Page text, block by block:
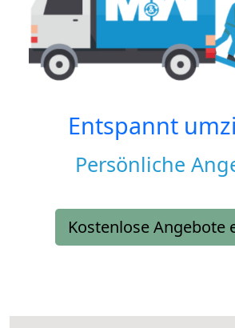
Entspannt
Persönliche
Kostenlose Angebote